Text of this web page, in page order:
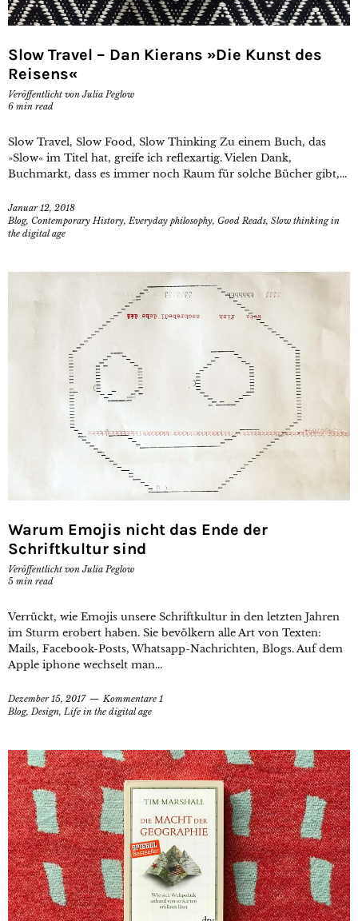
Slow Travel – Dan Kierans »Die Kunst des
Reisens«
Veröffentlicht vonJulia Peglow
6 min read
Slow Travel, Slow Food, Slow Thinking Zu einem Buch, das
»Slow« im Titel hat, greife ich reflexartig. Vielen Dank,
Buchmarkt, dass es immer noch Raum für solche Bücher gibt,...
Januar 12, 2018
Blog, Contemporary History, Everyday philosophy, Good Reads, Slow thinking in
the digital age
Warum Emojis nicht das Ende der
Schriftkultur sind
Veröffentlicht vonJulia Peglow
5 min read
Verrückt, wie Emojis unsere Schriftkultur in den letzten Jahren
im Sturm erobert haben. Sie bevölkern alle Art von Texten:
Mails, Facebook-Posts, Whatsapp-Nachrichten, Blogs. Auf dem
Apple iphone wechselt man...
Dezember 15, 2017
Kommentare 1
Blog, Design, Life in the digital age